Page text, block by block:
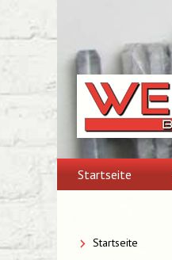
content
Startseite
Startseite